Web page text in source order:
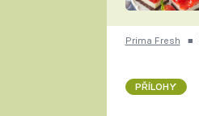
Prima Fresh ■
PŘÍLOHY